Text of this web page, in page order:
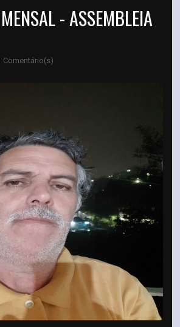
- ASSEMBLEIA
Comentário(s)